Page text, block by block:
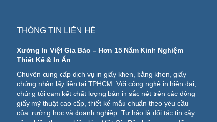
THÔNG TIN LIÊN HỆ
Xưởng In Việt Gia Bảo – Hơn 15 Năm Kinh Nghiệm
Thiết Kế & In Ấn
Chuyên cung cấp dịch vụ in giấy khen, bằng khen, giấy
chứng nhận lấy liền tại TPHCM. Với công nghệ in hiện đại,
chúng tôi cam kết chất lượng bản in sắc nét trên các dòng
giấy mỹ thuật cao cấp, thiết kế mẫu chuẩn theo yêu cầu
của trường học và doanh nghiệp. Tự hào là đối tác tin cậy